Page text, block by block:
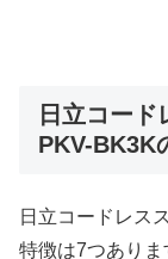
日立コー
PKV-BK3K
日立コードレス
特徴は7つありま